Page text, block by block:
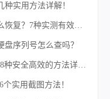
实用方法详解！
序列号怎么查吗？
实用截图方法！